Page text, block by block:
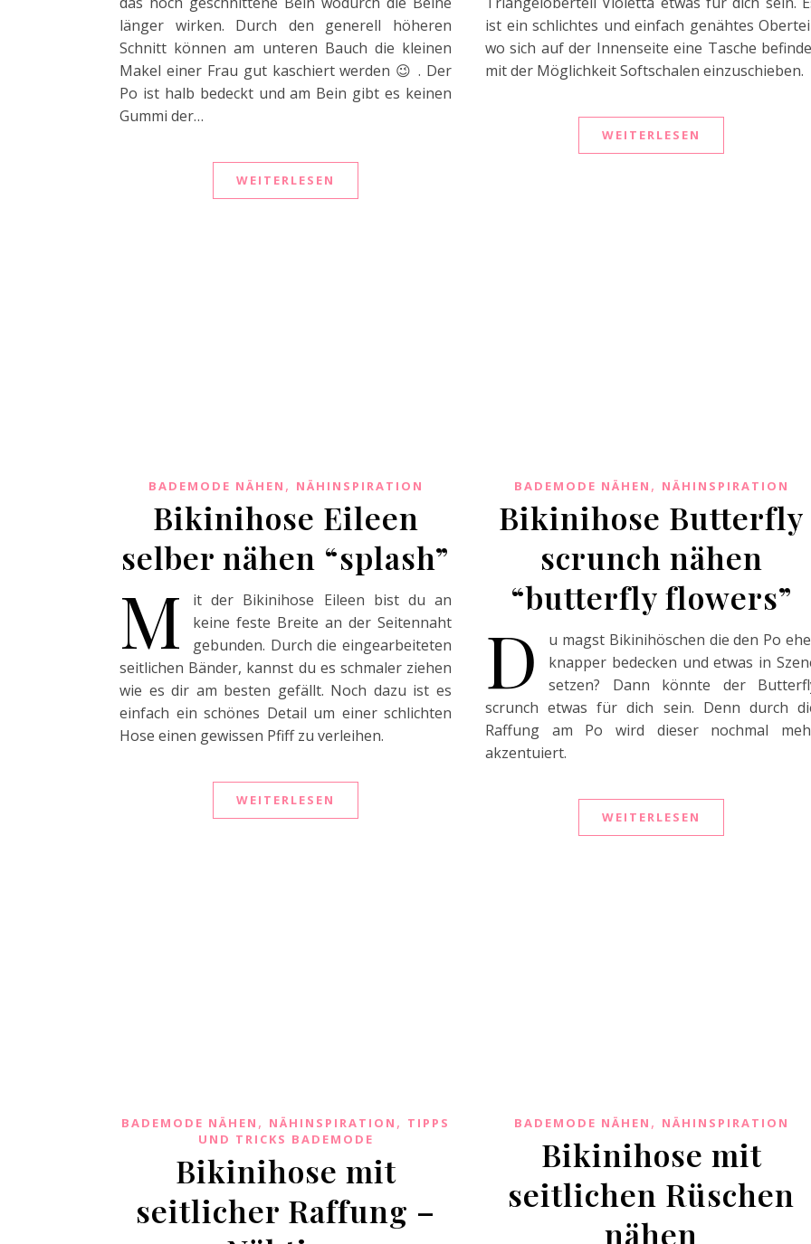
länger wirken. Durch den generell höheren
Schnitt können am unteren Bauch die kleinen
Makel einer Frau gut kaschiert werden 😉 . Der
Po ist halb bedeckt und am Bein gibt es keinen
Gummi der…
WEITERLESEN
ist ein schlichtes und einfach genähtes
wo sich auf der Innenseite eine Tasche
mit der Möglichkeit Softschalen einzuschieben.
WEITERLESEN
BADEMODE NÄHEN , NÄHINSPIRATION
Bikinihose Eileen
selber nähen “splash”
M
it der Bikinihose Eileen bist du an
keine feste Breite an der Seitennaht
gebunden. Durch die eingearbeiteten
seitlichen Bänder, kannst du es schmaler ziehen
wie es dir am besten gefällt. Noch dazu ist es
einfach ein schönes Detail um einer schlichten
Hose einen gewissen Pfiff zu verleihen.
WEITERLESEN
BADEMODE NÄHEN , NÄHINSPIRATION
Bikinihose Butterfly
scrunch nähen
“butterfly flowers”
D
u magst Bikinihöschen die den Po
knapper bedecken und etwas in
setzen? Dann könnte der
scrunch etwas für dich sein. Denn durch
Raffung am Po wird dieser nochmal
akzentuiert.
WEITERLESEN
BADEMODE NÄHEN , NÄHINSPIRATION , TIPPS
UND TRICKS BADEMODE
Bikinihose mit
seitlicher Raffung –
BADEMODE NÄHEN , NÄHINSPIRATION
Bikinihose mit
seitlichen Rüschen
nähen